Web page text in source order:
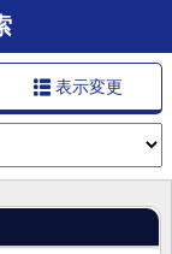
表示変更